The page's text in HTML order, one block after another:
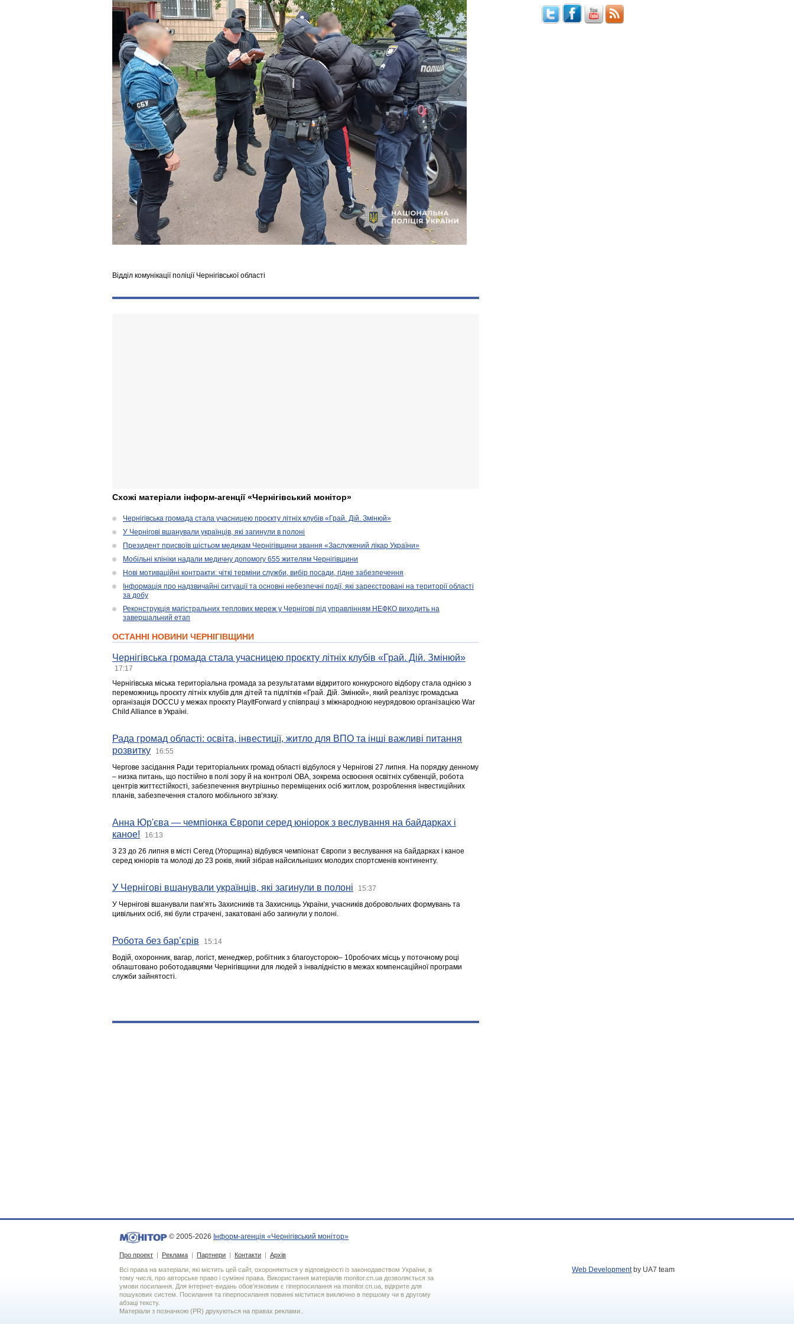
Відділ комунікації поліції Чернігівської області
Схожі матеріали інформ-агенції «Чернігівський монітор»
Чернігівська громада стала учасницею проєкту літніх клубів «Грай. Дій. Змінюй»
У Чернігові вшанували українців, які загинули в полоні
Президент присвоїв шістьом медикам Чернігівщини звання «Заслужений лікар України»
Мобільні клініки надали медичну допомогу 655 жителям Чернігівщини
Нові мотиваційні контракти: чіткі терміни служби, вибір посади, гідне забезпечення
Інформація про надзвичайні ситуації та основні небезпечні події, які зареєстровані на території області
за добу
Реконструкція магістральних теплових мереж у Чернігові під управлінням НЕФКО виходить на
завершальний етап
ОСТАННІ НОВИНИ ЧЕРНІГІВЩИНИ
Чернігівська громада стала учасницею проєкту літніх клубів «Грай. Дій. Змінюй»
17:17
Чернігівська міська територіальна громада за результатами відкритого конкурсного відбору стала однією з
переможниць проєкту літніх клубів для дітей та підлітків «Грай. Дій. Змінюй», який реалізує громадська
організація DOCCU у межах проєкту PlayItForward у співпраці з міжнародною неурядовою організацією War
Child Alliance в Україні.
Рада громад області: освіта, інвестиції, житло для ВПО та інші важливі питання
розвитку
16:55
Чергове засідання Ради територіальних громад області відбулося у Чернігові 27 липня. На порядку денному
– низка питань, що постійно в полі зору й на контролі ОВА, зокрема освоєння освітніх субвенцій, робота
центрів життєстійкості, забезпечення внутрішньо переміщених осіб житлом, розроблення інвестиційних
планів, забезпечення сталого мобільного зв’язку.
Анна Юр'єва — чемпіонка Європи серед юніорок з веслування на байдарках і
каное!
16:13
З 23 до 26 липня в місті Сегед (Угорщина) відбувся чемпіонат Європи з веслування на байдарках і каное
серед юніорів та молоді до 23 років, який зібрав найсильніших молодих спортсменів континенту.
У Чернігові вшанували українців, які загинули в полоні 15:37
У Чернігові вшанували пам’ять Захисників та Захисниць України, учасників добровольчих формувань та
цивільних осіб, які були страчені, закатовані або загинули у полоні.
Робота без бар’єрів 15:14
Водій, охоронник, вагар, логіст, менеджер, робітник з благоусторою– 10робочих місць у поточному році
облаштовано роботодавцями Чернігівщини для людей з інвалідністю в межах компенсаційної програми
служби зайнятості.
© 2005-2026 Інформ-агенція «Чернігівський монітор»
Про проект | Реклама | Партнери | Контакти | Архів
Всі права на матеріали, які містить цей сайт, охороняються у відповідності із законодавством України, в
тому числі, про авторське право і суміжні права. Використання матерiалiв monitor.cn.ua дозволяється за
умови посилання. Для iнтернет-видань обов'язковим є гiперпосилання на monitor.cn.ua, відкрите для
пошукових систем. Посилання та гіперпосилання повинні міститися виключно в першому чи в другому
абзаці тексту.
Матеріали з позначкою (PR) друкуються на правах реклами..
Web Developmentby UA7 team